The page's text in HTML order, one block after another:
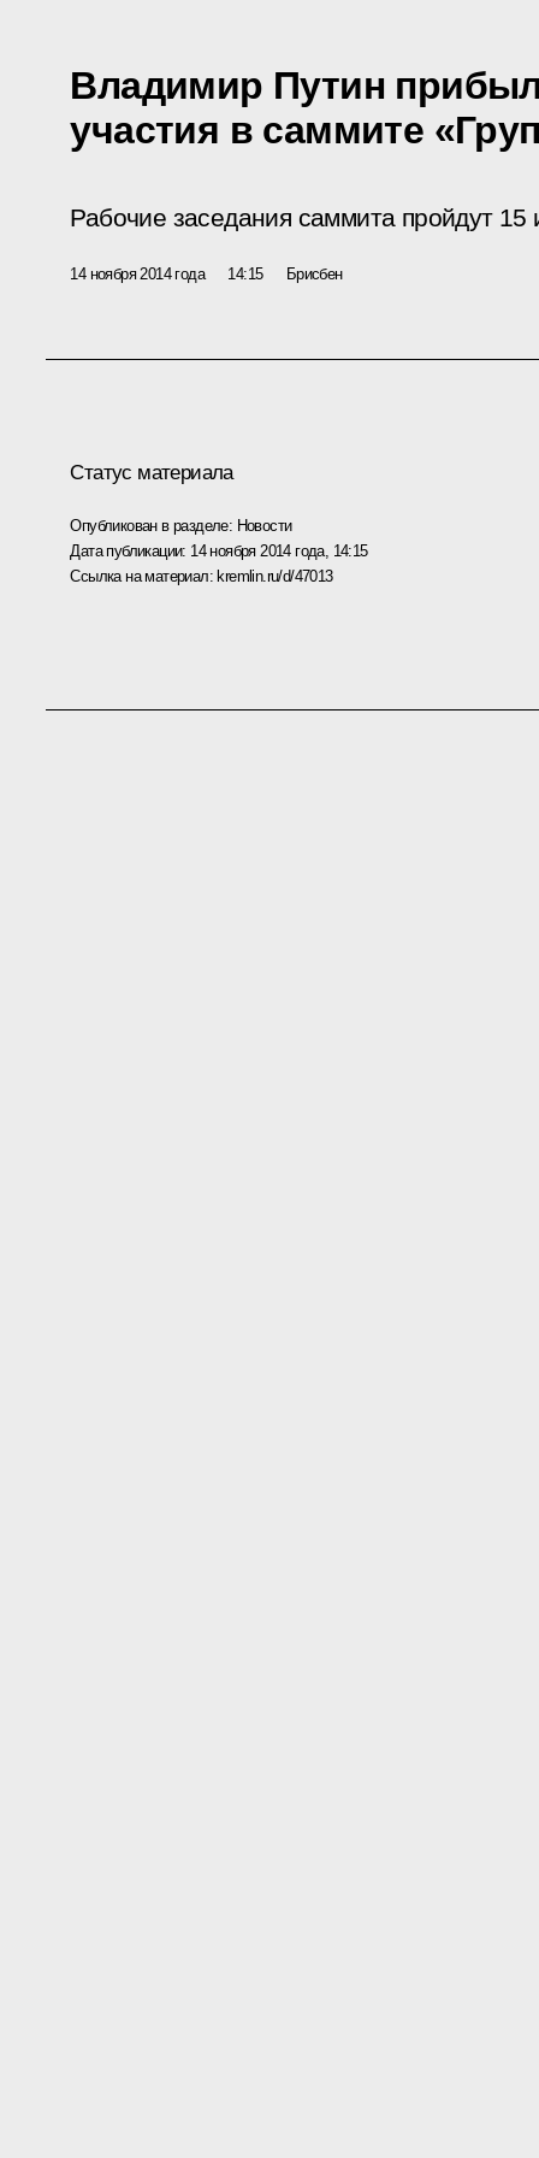
Владимир Путин
участия в саммите
Рабочие заседания саммита пройдут 15
14 ноября 2014 года 14:15 Брисбен
Статус материала
Опубликован в разделе: Новости
Дата публикации: 14 ноября 2014 года, 14:15
Ссылка на материал: kremlin.ru/d/47013